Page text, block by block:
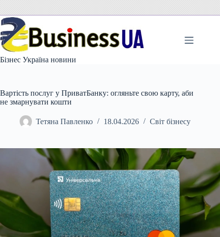
вмісту
Бізнес Україна новини
Вартість послуг у ПриватБанку: огляньте свою карту, аби
не змарнувати кошти
Тетяна Павленко 18.04.2026 Світ бізнесу